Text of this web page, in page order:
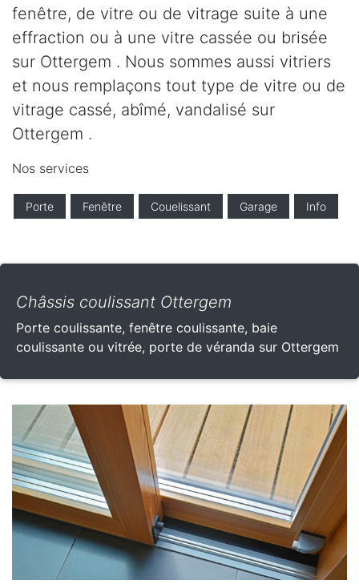
fenêtre, de vitre ou de vitrage suite à une
effraction ou à une vitre cassée ou brisée
sur Ottergem . Nous sommes aussi vitriers
et nous remplaçons tout type de vitre ou de
vitrage cassé, abîmé, vandalisé sur
Ottergem .
Nos services
Porte Fenêtre Couelissant Garage Info
Châssis coulissant Ottergem
Porte coulissante, fenêtre coulissante, baie
coulissante ou vitrée, porte de véranda sur Ottergem